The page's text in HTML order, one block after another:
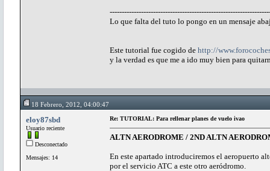
Lo que falta del tuto lo pongo en un mensaje
Este tutorial fue cogido de http://
y la verdad es que me a ido muy bien para
18 Febrero, 2012, 04:00:47
eloy87sbd
Usuario reciente
Desconectado
Mensajes: 14
Re: TUTORIAL: Para rellenar planes de vuelo ivao
ALTN AERODROME / 2ND ALTN
En este apartado introduciremos el aeropuerto
por el servicio ATC a este otro aeródromo.